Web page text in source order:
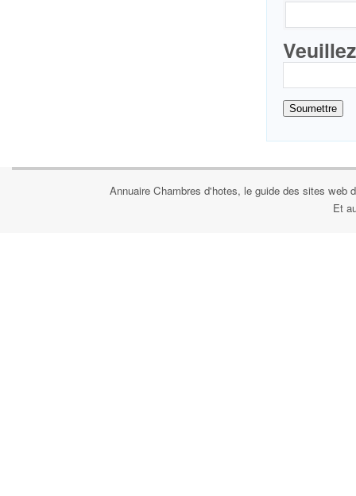
Annuaire Chambres d'hotes, le guide des sites web
Et